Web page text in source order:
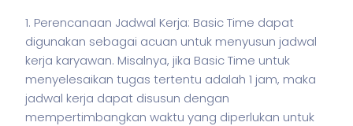
1. Perencanaan Jadwal Kerja: Basic Time dapat
digunakan sebagai acuan untuk menyusun jadwal
kerja karyawan. Misalnya, jika Basic Time untuk
menyelesaikan tugas tertentu adalah 1 jam, maka
jadwal kerja dapat disusun dengan
mempertimbangkan waktu yang diperlukan untuk